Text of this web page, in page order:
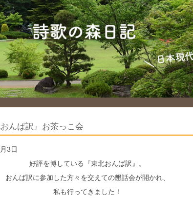
おんば訳』お茶っこ会
3日
好評を博している『東北おんば訳』。
おんば訳に参加した方々を交えての懇話会が開かれ、
私も行ってきました！